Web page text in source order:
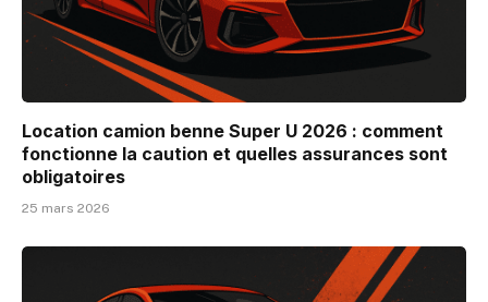
Location camion benne Super U 2026 : comment
fonctionne la caution et quelles assurances sont
obligatoires
25 mars 2026